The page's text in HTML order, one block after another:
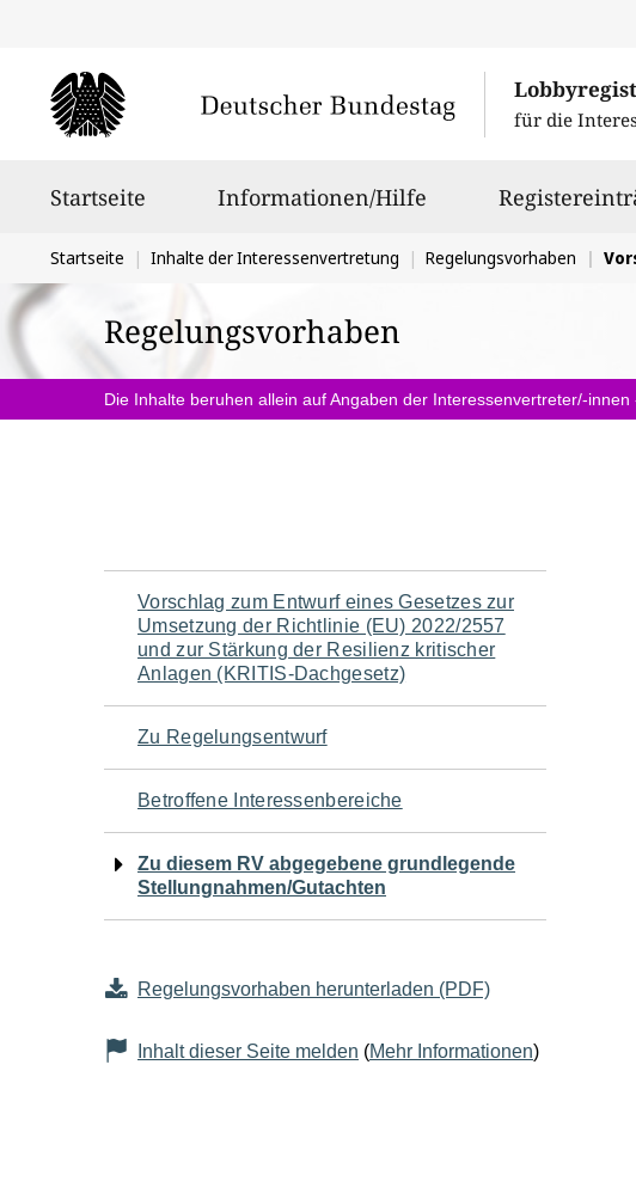
für die
Startseite Informationen/Hilfe
Sie
befinden
sich
hier:
Startseite Inhalte der Interessenvertretung Regelungsvorhaben Vorschlag
Regelungsvorhaben
Die Inhalte beruhen allein auf Angaben der Interessenvertreter/-innen
Navigation
für
den
Seiteninhalt
Vorschlag zum Entwurf eines Gesetzes zur
Umsetzung der Richtlinie (EU) 2022/2557
und zur Stärkung der Resilienz kritischer
Anlagen (KRITIS-Dachgesetz)
Zu Regelungsentwurf
Betroffene Interessenbereiche
Zu diesem RV abgegebene grundlegende
Stellungnahmen/Gutachten
Regelungsvorhaben herunterladen (PDF)
Inhalt dieser Seite melden (Mehr Informationen)